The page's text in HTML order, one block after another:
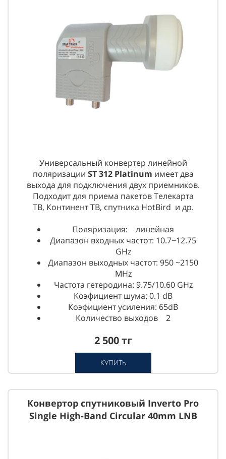
Универсальный конвертер линейной
поляризации ST 312 Platinum имеет два
выхода для подключения двух приемников.
Подходит для приема пакетов Телекарта
ТВ, Континент ТВ, спутника HotBird и др.
Поляризация: линейная
Диапазон входных частот: 10.7~12.75
GHz
Диапазон выходных частот: 950 ~2150
MHz
Частота гетеродина: 9.75/10.60 GHz
Коэфициент шума: 0.1 dB
Коэфициент усиления: 65dB
Количество выходов 2
2 500 тг
КУПИТЬ
Конвертор спутниковый Inverto Pro
Single High-Band Circular 40mm LNB